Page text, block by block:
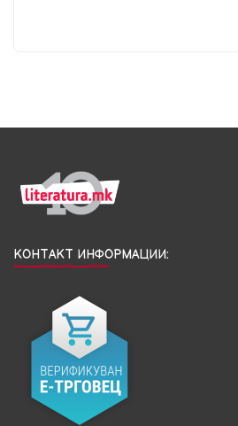
КОНТАКТ ИНФОРМАЦИИ: